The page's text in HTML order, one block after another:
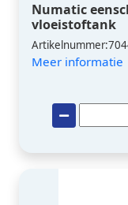
Numatic
vloeistoftank
Meer informatie